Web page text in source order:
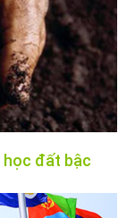
học đất bậc